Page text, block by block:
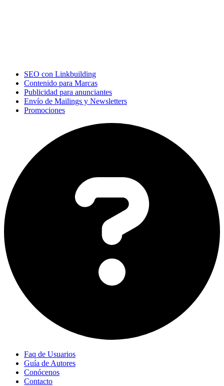
SEO con Linkbuilding
Contenido para Marcas
Publicidad para anunciantes
Envío de Mailings y Newsletters
Promociones
Faq de Usuarios
Guía de Autores
Conócenos
Contacto